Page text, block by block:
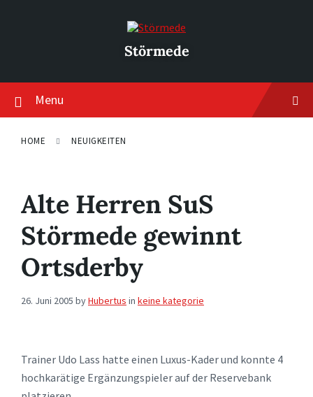
Störmede
Menu
HOME NEUIGKEITEN
Alte Herren SuS
Störmede gewinnt
Ortsderby
26. Juni 2005 byHubertus in keine kategorie
Trainer Udo Lass hatte einen Luxus-Kader und konnte 4
hochkarätige Ergänzungspieler auf der Reservebank